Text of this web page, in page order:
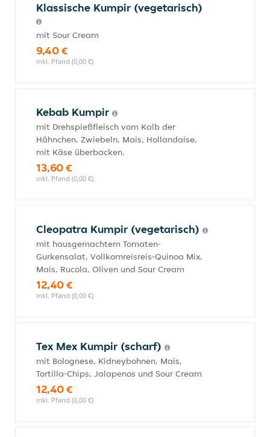
Klassische Kumpir (vegetarisch)
mit Sour Cream
9,40 €
inkl. Pfand (0,00 €)
Kebab Kumpir
mit Drehspießfleisch vom Kalb der
Hähnchen, Zwiebeln, Mais, Hollandaise,
mit Käse überbacken.
13,60 €
inkl. Pfand (0,00 €)
Cleopatra Kumpir (vegetarisch)
mit hausgemachtem Tomaten-
Gurkensalat, Vollkornreisreis-Quinoa Mix,
Mais, Rucola, Oliven und Sour Cream
12,40 €
inkl. Pfand (0,00 €)
Tex Mex Kumpir (scharf)
mit Bolognese, Kidneybohnen, Mais,
Tortilla-Chips, Jalapenos und Sour Cream
12,40 €
inkl. Pfand (0,00 €)